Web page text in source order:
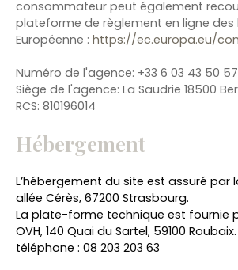
consommateur peut également
plateforme de règlement en ligne des
Européenne : https://ec.europa.eu/
Numéro de l'agence: +33 6 03 43 50 57
Siège de l'agence: La Saudrie 18500
RCS: 810196014
Hébergement
L’hébergement du site est assuré par
allée Cérès, 67200 Strasbourg.
La plate-forme technique est fournie
OVH, 140 Quai du Sartel, 59100
téléphone : 08 203 203 63